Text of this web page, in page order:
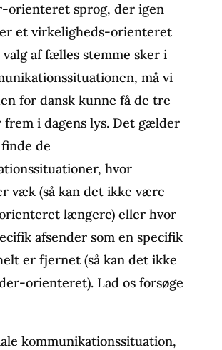
orienteret sprog, der igen
et virkeligheds-orienteret
valg af fælles stemme sker i
må vi
for dansk kunne få de tre
i dagens lys. Det gælder
de
hvor
væk (så kan det ikke være
længere) eller hvor
afsender som en specifik
er fjernet (så kan det ikke
orienteret). Lad os forsøge
kommunikationssituation,